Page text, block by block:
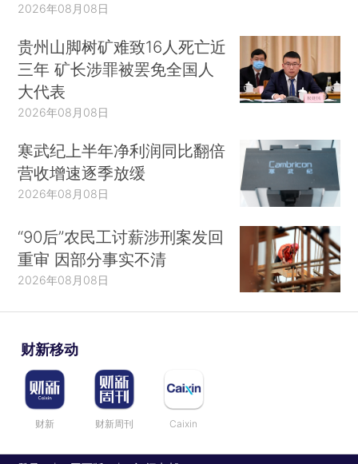
2026年08月08日
贵州山脚树矿难致16人死亡近
三年 矿长涉罪被罢免全国人
大代表
2026年08月08日
寒武纪上半年净利润同比翻倍
营收增速逐季放缓
2026年08月08日
“90后”农民工讨薪涉刑案发回
重审 因部分事实不清
2026年08月08日
财新移动
财新 财新周刊 Caixin